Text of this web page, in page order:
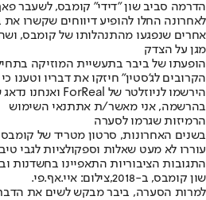
הדרמה סביב שון "דידי" קומבס, לשעבר
לאחרונה החלו להופיע דיווחים שקשרו
אחרים שנפגעו מהתנהלותו של קומבס,
מגן על הצדק
הופעתו של ביבר בתעשיית המוזיקה
הקרובים לג'סטין" חיזקו את דבריו וטענו
הירשמו לניוזלטר של ForReal ואנחנו נדאג שלא תפספסו שום דבר חשוב!
בהרשמה, אני מאשר/ת אתתנאי השימוש
הרמיזות שגרמו לסערה
עוררו לא מעט שאלות וספקולציות לגבי
התגובות הציבוריות התאפיינו בחשדנות
שון קומבס, ב-2018,צילום: איי.אף.פי.
למרות הסערה, ביבר מבקש לשים את